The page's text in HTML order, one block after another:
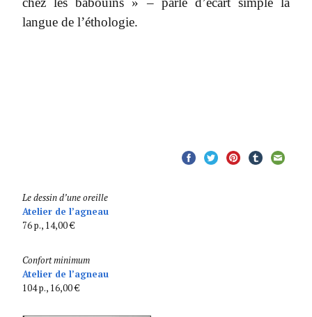
langue de l’éthologie.
Le dessin d’une oreille
Atelier de l’agneau
76 p., 14,00 €
Confort minimum
Atelier de l’agneau
104 p., 16,00 €